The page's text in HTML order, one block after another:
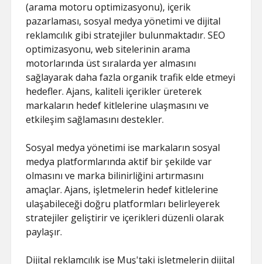
(arama motoru optimizasyonu), içerik
pazarlaması, sosyal medya yönetimi ve dijital
reklamcılık gibi stratejiler bulunmaktadır. SEO
optimizasyonu, web sitelerinin arama
motorlarında üst sıralarda yer almasını
sağlayarak daha fazla organik trafik elde etmeyi
hedefler. Ajans, kaliteli içerikler üreterek
markaların hedef kitlelerine ulaşmasını ve
etkileşim sağlamasını destekler.
Sosyal medya yönetimi ise markaların sosyal
medya platformlarında aktif bir şekilde var
olmasını ve marka bilinirliğini artırmasını
amaçlar. Ajans, işletmelerin hedef kitlelerine
ulaşabileceği doğru platformları belirleyerek
stratejiler geliştirir ve içerikleri düzenli olarak
paylaşır.
Dijital reklamcılık ise Muş'taki işletmelerin dijital